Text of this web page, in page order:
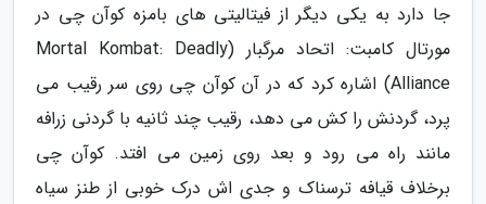
جا دارد به یکی دیگر از فیتالیتی های بامزه کوآن چی در
مورتال کامبت: اتحاد مرگبار (Mortal Kombat: Deadly
Alliance) اشاره کرد که در آن کوآن چی روی سر رقیب می
پرد، گردنش را کش می دهد، رقیب چند ثانیه با گردنی زرافه
مانند راه می رود و بعد روی زمین می افتد. کوآن چی
برخلاف قیافه ترسناک و جدی اش درک خوبی از طنز سیاه